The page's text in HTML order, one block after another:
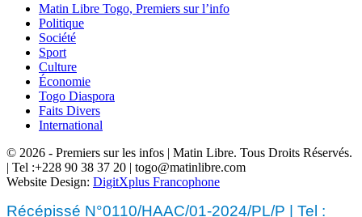
Matin Libre Togo, Premiers sur l’info
Politique
Société
Sport
Culture
Économie
Togo Diaspora
Faits Divers
International
© 2026 - Premiers sur les infos | Matin Libre. Tous Droits Réservés.
| Tel :+228 90 38 37 20 | togo@matinlibre.com
Website Design: DigitXplus Francophone
Récépissé N°0110/HAAC/01-2024/PL/P | Tel :